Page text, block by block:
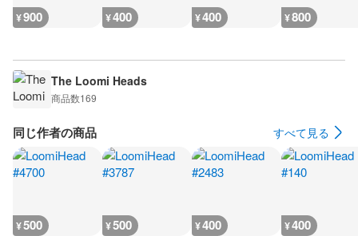
¥900 ¥400 ¥400 ¥800
The Loomi Heads
商品数169
同じ作者の商品 すべて見る
¥500 ¥500 ¥400 ¥400